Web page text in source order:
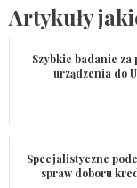
Artykuły
Szybkie badanie za
urządzenia do
Specjalistyczne
spraw doboru